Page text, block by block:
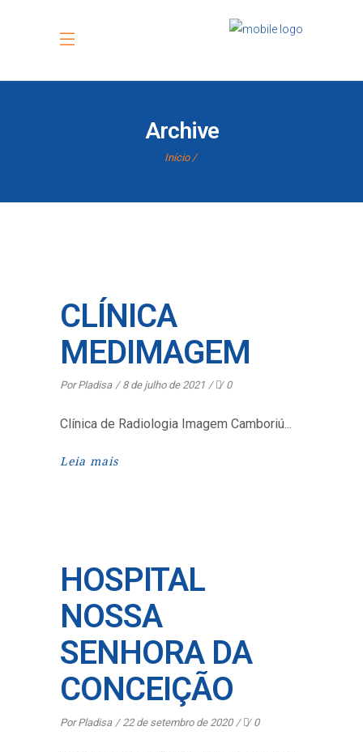
Archive
Início
CLÍNICA
MEDIMAGEM
Por Pladisa 8 de julho de 2021 0
Clínica de Radiologia Imagem Camboriú
Leia mais
HOSPITAL
NOSSA
SENHORA DA
CONCEIÇÃO
Por Pladisa 22 de setembro de 2020 0